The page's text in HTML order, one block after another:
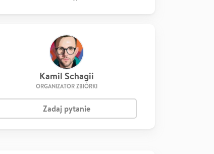
Kamil Schagii
ORGANIZATOR ZBIÓRKI
Zadaj pytanie